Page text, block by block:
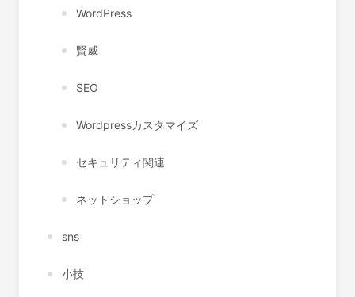
WordPress
賢威
SEO
Wordpressカスタマイズ
セキュリティ関連
ネットショップ
sns
小技